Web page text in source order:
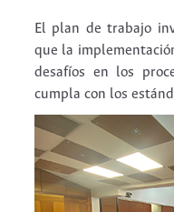
El plan de trabajo
que la
desafíos en los
cumpla con los